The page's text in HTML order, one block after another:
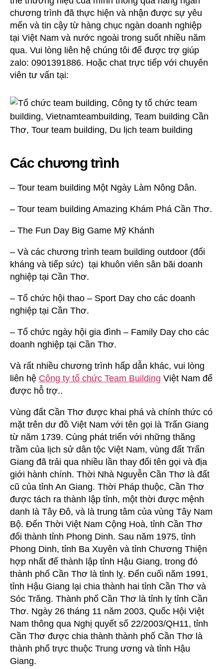
chương trình đã thực hiện và nhận được sự yêu
mến và tin cậy từ hàng chục ngàn doanh nghiệp
tại Việt Nam và nước ngoài trong suốt nhiều năm
qua. Vui lòng liên hệ chúng tôi để được trợ giúp
zalo: 0901391886. Hoặc chat trực tiếp với chuyên
viên tư vấn tại:
Các chương trình
– Tour team building Một Ngày Làm Nông Dân.
– Tour team building Amazing Khám Phá Cần Thơ.
– The Fun Day Big Game Mỹ Khánh
– Và các chương trình team building outdoor (đối
kháng và tiếp sức) tại khuôn viên sân bãi doanh
nghiệp tại Cần Thơ.
– Tổ chức hội thao – Sport Day cho các doanh
nghiệp tại Cần Thơ.
– Tổ chức ngày hội gia đình – Family Day cho các
doanh nghiệp tại Cần Thơ.
Và rất nhiều chương trình hấp dẫn khác, vui lòng
liên hệ Công ty tổ chức Team Building Việt Nam để
được hỗ trợ..
Vùng đất Cần Thơ được khai phá và chính thức có
mặt trên dư đồ Việt Nam với tên gọi là Trấn Giang
từ năm 1739. Cùng phát triển với những thăng
trầm của lịch sử dân tộc Việt Nam, vùng đất Trấn
Giang đã trải qua nhiều lần thay đổi tên gọi và địa
giới hành chính. Thời Nhà Nguyễn Cần Thơ là đất
cũ của tỉnh An Giang. Thời Pháp thuộc, Cần Thơ
được tách ra thành lập tỉnh, một thời được mệnh
danh là Tây Đô, và là trung tâm của vùng Tây Nam
Bộ. Đến Thời Việt Nam Cộng Hoà, tỉnh Cần Thơ
đổi thành tỉnh Phong Dinh. Sau năm 1975, tỉnh
Phong Dinh, tỉnh Ba Xuyên và tỉnh Chương Thiện
hợp nhất để thành lập tỉnh Hậu Giang, trong đó
thành phố Cần Thơ là tỉnh lỵ. Đến cuối năm 1991,
tỉnh Hậu Giang lại chia thành hai tỉnh Cần Thơ và
Sóc Trăng. Thành phố Cần Thơ là tỉnh lỵ tỉnh Cần
Thơ. Ngày 26 tháng 11 năm 2003, Quốc Hội Việt
Nam thông qua Nghị quyết số 22/2003/QH11, tỉnh
Cần Thơ được chia thành thành phố Cần Thơ là
thành phố trực thuộc Trung ương và tỉnh Hậu
Giang.